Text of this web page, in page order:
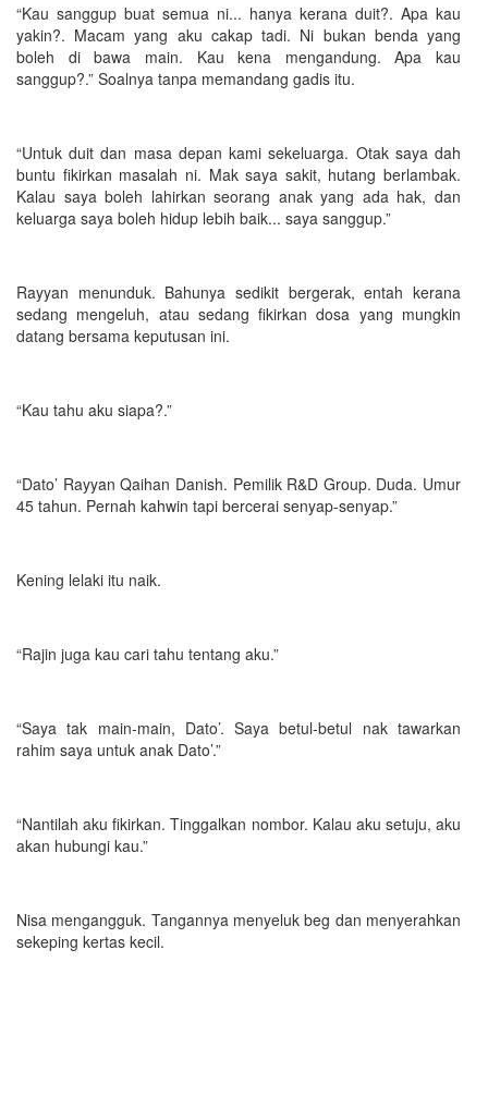
“Kau sanggup buat semua ni... hanya kerana duit?. Apa kau
yakin?. Macam yang aku cakap tadi. Ni bukan benda yang
boleh di bawa main. Kau kena mengandung. Apa kau
sanggup?.” Soalnya tanpa memandang gadis itu.
“Untuk duit dan masa depan kami sekeluarga. Otak saya dah
buntu fikirkan masalah ni. Mak saya sakit, hutang berlambak.
Kalau saya boleh lahirkan seorang anak yang ada hak, dan
keluarga saya boleh hidup lebih baik... saya sanggup.”
Rayyan menunduk. Bahunya sedikit bergerak, entah kerana
sedang mengeluh, atau sedang fikirkan dosa yang mungkin
datang bersama keputusan ini.
“Kau tahu aku siapa?.”
“Dato’ Rayyan Qaihan Danish. Pemilik R&D Group. Duda. Umur
45 tahun. Pernah kahwin tapi bercerai senyap-senyap.”
Kening lelaki itu naik.
“Rajin juga kau cari tahu tentang aku.”
“Saya tak main-main, Dato’. Saya betul-betul nak tawarkan
rahim saya untuk anak Dato’.”
“Nantilah aku fikirkan. Tinggalkan nombor. Kalau aku setuju, aku
akan hubungi kau.”
Nisa mengangguk. Tangannya menyeluk beg dan menyerahkan
sekeping kertas kecil.